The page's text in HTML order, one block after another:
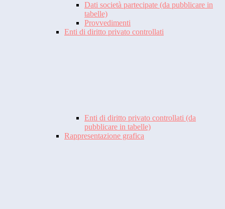
Dati società partecipate (da pubblicare in
tabelle)
Provvedimenti
Enti di diritto privato controllati
Enti di diritto privato controllati (da
pubblicare in tabelle)
Rappresentazione grafica